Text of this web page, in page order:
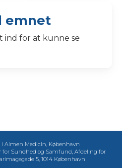
emnet
ind for at kunne se
i Almen Medicin, København
for Sundhed og Samfund, Afdeling for
5, 1014 København